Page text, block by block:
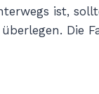
ist,
überlegen.